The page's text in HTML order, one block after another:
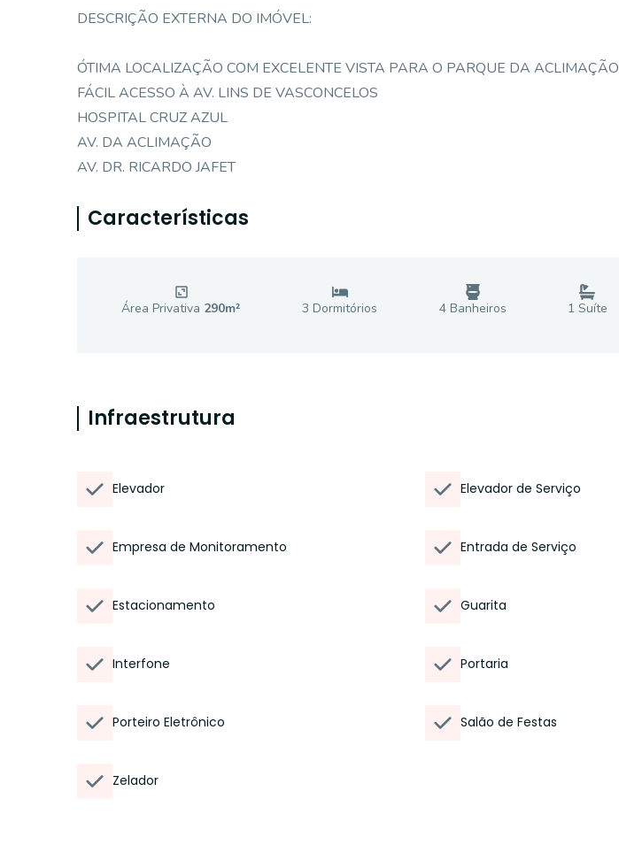
DESCRIÇÃO EXTERNA DO IMÓVEL:
ÓTIMA LOCALIZAÇÃO COM EXCELENTE VISTA PARA O PARQUE DA ACLIMAÇÃO
FÁCIL ACESSO À AV. LINS DE VASCONCELOS
HOSPITAL CRUZ AZUL
AV. DA ACLIMAÇÃO
AV. DR. RICARDO JAFET
Características
Área Privativa 290m² 3 Dormitórios 4Banheiros 1 Suíte
Infraestrutura
Elevador Elevador de Serviço
Empresa de Monitoramento Entrada de Serviço
Estacionamento Guarita
Interfone Portaria
Porteiro Eletrônico Salão de Festas
Zelador